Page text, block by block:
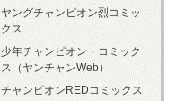
ヤングチャンピオン烈コミッ
クス
少年チャンピオン・コミック
ス（ヤンチャンWeb）
チャンピオンREDコミックス